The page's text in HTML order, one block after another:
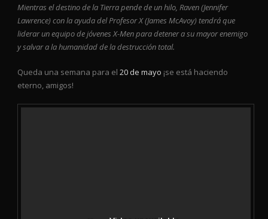
Mientras el destino de la Tierra pende de un hilo, Raven (Jennifer
Lawrence) con la ayuda del Profesor X (James McAvoy) tendrá que
liderar un equipo de jóvenes X-Men para detener a su mayor enemigo
y salvar a la humanidad de la destrucción total.
Queda una semana para el 20 de mayo ¡se está haciendo
eterno, amigos!